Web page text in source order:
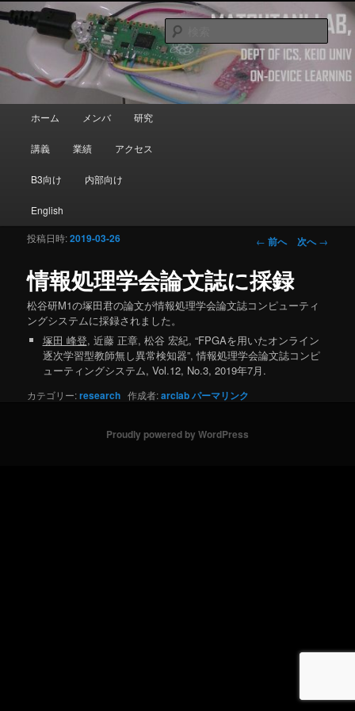
メインコンテンツへ移動
Matsutani Lab
Department of Information and Computer Science, Keio University
検
索
メインメニュー
ホーム メンバ 研究
講義 業績 アクセス
B3向け 内部向け
English
投稿ナビゲーシ
← 前へ 次へ→
情報処理学会論文誌に採録
投稿日時:2019-03-26
松谷研M1の塚田君の論文が情報処理学会論文誌コンピューティ
ングシステムに採録されました。
塚田 峰登, 近藤 正章, 松谷 宏紀, “FPGAを用いたオンライン
逐次学習型教師無し異常検知器”, 情報処理学会論文誌コンピ
ューティングシステム, Vol.12, No.3, 2019年7月.
カテゴリー:research 作成者:arclabパーマリンク
Proudly powered by WordPress